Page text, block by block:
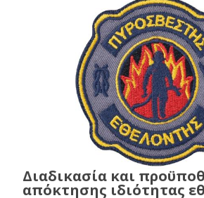
Διαδικασία και
απόκτησης ιδιότητας